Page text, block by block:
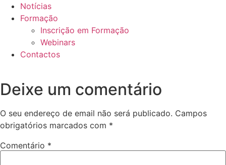
Notícias
Formação
Inscrição em Formação
Webinars
Contactos
Deixe um comentário
O seu endereço de email não será publicado. Campos
obrigatórios marcados com *
Comentário *